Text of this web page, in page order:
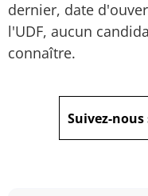
dernier, date
l'UDF, aucun
connaître.
Suivez-